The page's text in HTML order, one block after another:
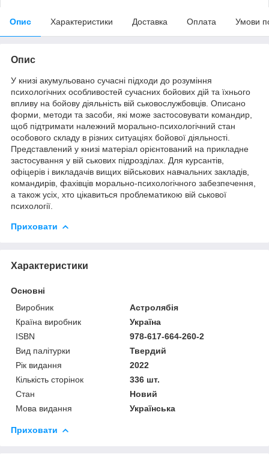
Опис Характеристики Доставка Оплата Умови
Опис
У книзі акумульовано сучасні підходи до розуміння
психологічних особливостей сучасних бойових дій та їхнього
впливу на бойову діяльність вій ськовослужбовців. Описано
форми, методи та засоби, які може застосовувати командир,
щоб підтримати належний морально-психологічний стан
особового складу в різних ситуаціях бойової діяльності.
Представлений у книзі матеріал орієнтований на прикладне
застосування у вій ськових підрозділах. Для курсантів,
офіцерів і викладачів вищих військових навчальних закладів,
командирів, фахівців морально-психологічного забезпечення,
а також усіх, хто цікавиться проблематикою вій ськової
психології.
Приховати
Характеристики
Основні
Виробник
Астролябія
Країна виробник
Україна
ISBN
978-617-664-260-2
Вид палітурки
Твердий
Рік видання
2022
Кількість сторінок
336 шт.
Стан
Новий
Мова видання
Українська
Приховати